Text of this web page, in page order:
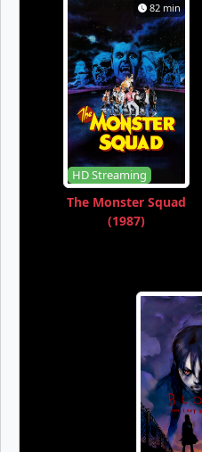
82 min
HD Streaming
The Monster Squad
(1987)